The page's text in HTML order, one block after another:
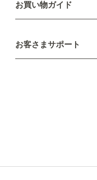
新規会員登録
お買い物ガイド
配送について
不良品・返品について
お客さまサポート